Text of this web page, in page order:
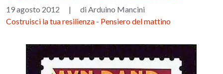
19 agosto 2012 |
di Arduino Mancini
Costruisci la tua resilienza - Pensiero del mattino